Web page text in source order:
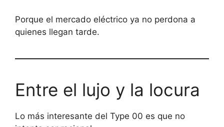
Porque el mercado eléctrico ya no perdona a
quienes llegan tarde.
Entre el lujo y la locura
Lo más interesante del Type 00 es que no